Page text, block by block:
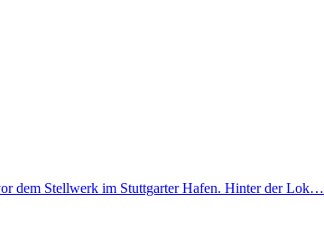
dem Stellwerk im Stuttgarter Hafen. Hinter der Lok…